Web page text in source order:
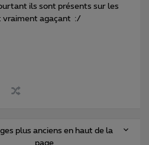
ils sont présents sur les
vraiment agaçant :/
plus anciens en haut de la
page